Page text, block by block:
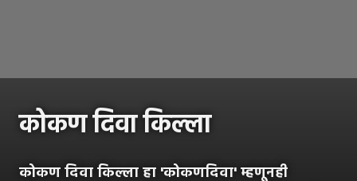
कोकण दिवा किल्ला
कोकण दिवा किल्ला हा 'कोकणदिवा' म्हणूनही